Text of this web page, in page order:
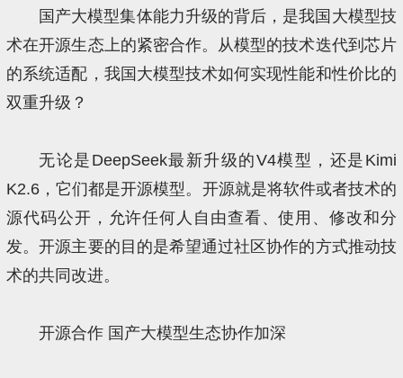
国产大模型集体能力升级的背后，是我国大模型技
术在开源生态上的紧密合作。从模型的技术迭代到芯片
的系统适配，我国大模型技术如何实现性能和性价比的
双重升级？
无论是DeepSeek最新升级的V4模型，还是Kimi
K2.6，它们都是开源模型。开源就是将软件或者技术的
源代码公开，允许任何人自由查看、使用、修改和分
发。开源主要的目的是希望通过社区协作的方式推动技
术的共同改进。
开源合作 国产大模型生态协作加深